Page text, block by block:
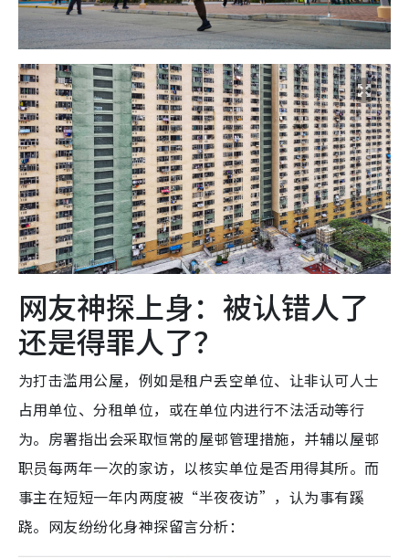
网友神探上身：被认错人了
还是得罪人了？
为打击滥用公屋，例如是租户丢空单位、让非认可人士
占用单位、分租单位，或在单位内进行不法活动等行
为。房署指出会采取恒常的屋邨管理措施，并辅以屋邨
职员每两年一次的家访，以核实单位是否用得其所。而
事主在短短一年内两度被“半夜夜访”，认为事有蹊
跷。网友纷纷化身神探留言分析：